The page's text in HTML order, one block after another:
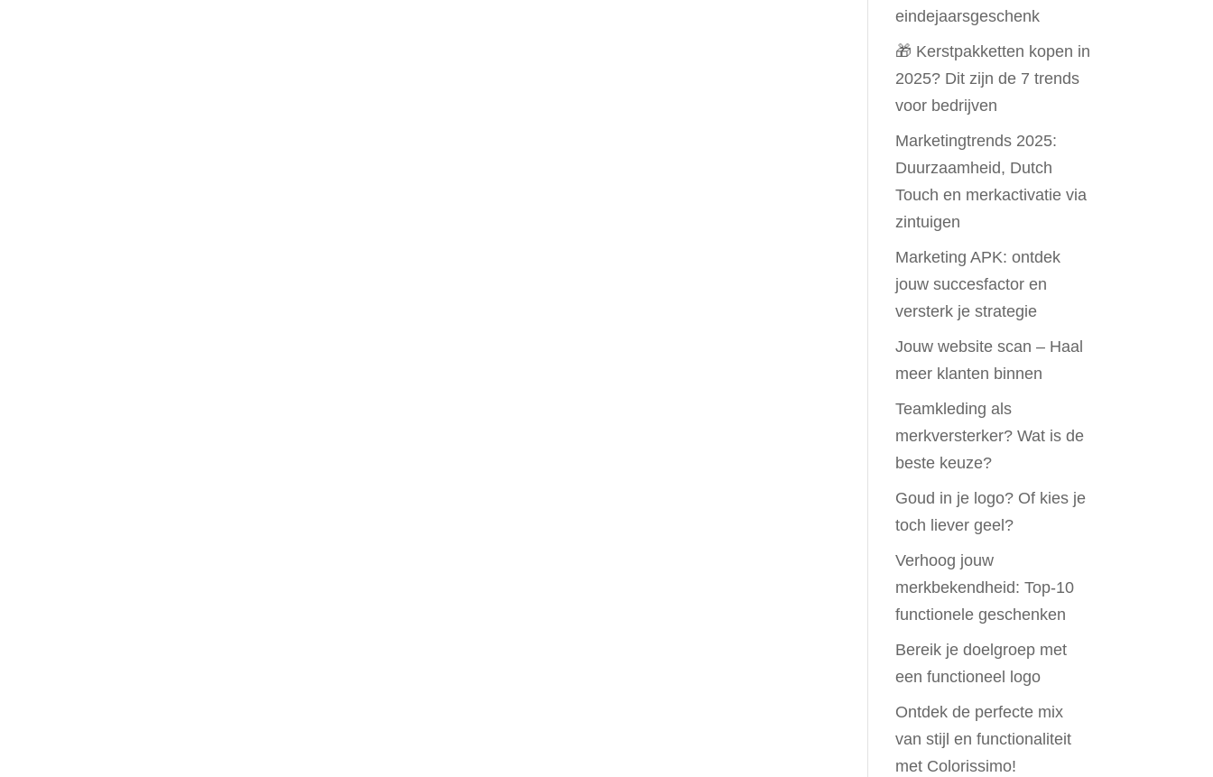
eindejaarsgeschenk
🎁 Kerstpakketten kopen in
2025? Dit zijn de 7 trends
voor bedrijven
Marketingtrends 2025:
Duurzaamheid, Dutch
Touch en merkactivatie via
zintuigen
Marketing APK: ontdek
jouw succesfactor en
versterk je strategie
Jouw website scan – Haal
meer klanten binnen
Teamkleding als
merkversterker? Wat is de
beste keuze?
Goud in je logo? Of kies je
toch liever geel?
Verhoog jouw
merkbekendheid: Top-10
functionele geschenken
Bereik je doelgroep met
een functioneel logo
Ontdek de perfecte mix
van stijl en functionaliteit
met Colorissimo!